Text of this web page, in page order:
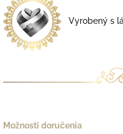
Vyrobený s
Možnosti doručenia